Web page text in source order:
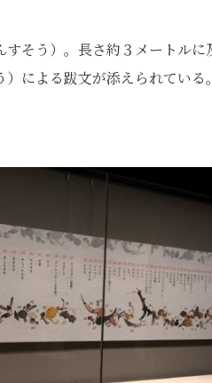
そう）。長さ約３メートル
による跋文が添えられてい